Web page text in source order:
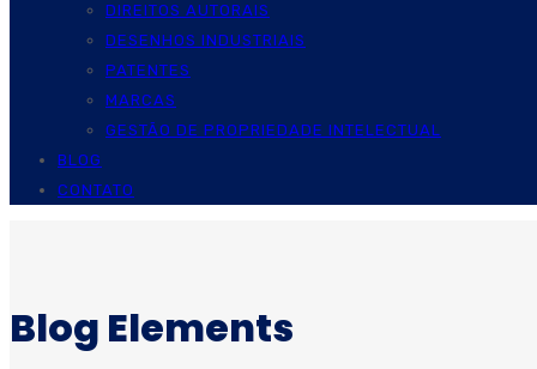
DIREITOS AUTORAIS
DESENHOS INDUSTRIAIS
PATENTES
MARCAS
GESTÃO DE PROPRIEDADE INTELECTUAL
BLOG
CONTATO
Blog Elements